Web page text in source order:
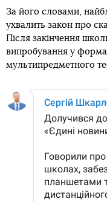
За його словами,
ухвалить закон про
Після закінчення
випробування у
мультипредметного